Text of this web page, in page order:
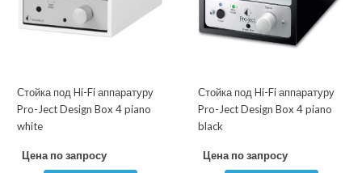
Стойка под Hi-Fi аппаратуру
Pro-Ject Design Box 4 piano
white
Цена по запросу
Стойка под Hi-Fi аппаратуру
Pro-Ject Design Box 4 piano
black
Цена по запросу